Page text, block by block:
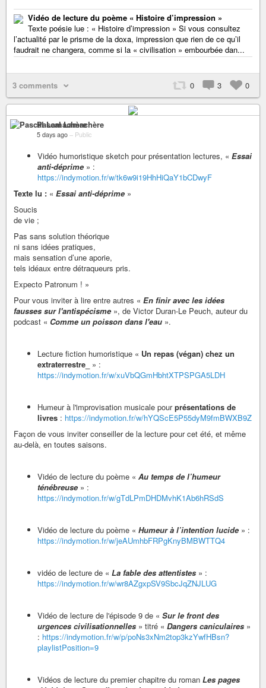
Vidéo de lecture du poème « Histoire d’impression »
Texte poésie lue : « Histoire d’impression » Si vous consultez
l’actualité par le prisme de la doxa, impression que rien de ce qu’il
faudrait ne changera, comme si la « civilisation » embourbée dan...
3 comments 0 3 0
Pascal Lamachère
5 days ago – Public
Vidéo humoristique sketch pour présentation lectures, « Essai
anti-déprime » :
https://indymotion.fr/w/tk6w9i19HhHiQaY1bCDwyF
Texte lu : « Essai anti-déprime »
Soucis
de vie ;
Pas sans solution théorique
ni sans idées pratiques,
mais sensation d’une aporie,
tels idéaux entre détraqueurs pris.
Expecto Patronum ! »
Pour vous inviter à lire entre autres « En finir avec les idées
fausses sur l'antispécisme », de Victor Duran-Le Peuch, auteur du
podcast « Comme un poisson dans l'eau ».
Lecture fiction humoristique « Un repas (végan) chez un
extraterrestre_
» :
https://indymotion.fr/w/xuVbQGmHbhtXTPSPGA5LDH
Humeur à l'improvisation musicale pourprésentations de
livres : https://indymotion.fr/w/hYQScE5P55dyM9fmBWXB9Z
Façon de vous inviter conseiller de la lecture pour cet été, et même
au-delà, en toutes saisons.
Vidéo de lecture du poème « Au temps de l’humeur
ténébreuse » :
https://indymotion.fr/w/gTdLPmDHDMvhK1Ab6hRSdS
Vidéo de lecture du poème « Humeur à l’intention lucide » :
https://indymotion.fr/w/jeAUmhbFRPgKnyBMBWTTQ4
vidéo de lecture de « La fable des attentistes » :
https://indymotion.fr/w/wr8AZgxpSV9SbcJqZNJLUG
Vidéo de lecture de l'épisode 9 de « Sur le front des
urgences civilisationnelles » titré « Dangers caniculaires »
: https://indymotion.fr/w/p/poNs3xNm2top3kzYwfHBsn?
playlistPosition=9
Vidéos de lecture du premier chapitre du roman Les pages